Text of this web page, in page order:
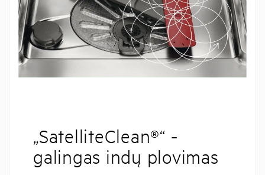
„SatelliteClean®“ -
galingas indų plovimas